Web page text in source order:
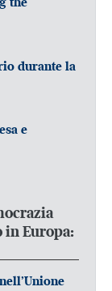
durante la
e
in Europa: